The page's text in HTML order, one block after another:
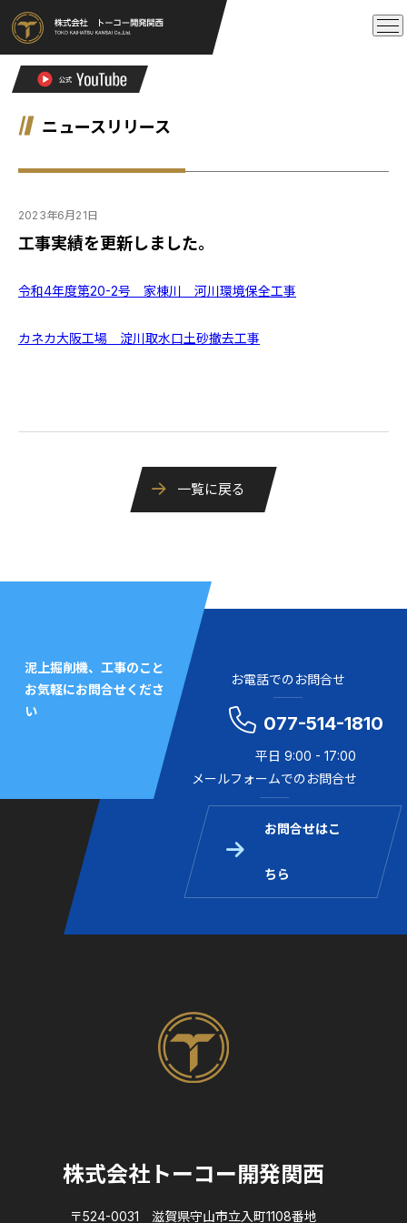
ニュースリリース
2023年6月21日
工事実績を更新しました。
令和4年度第20-2号 家棟川 河川環境保全工事
カネカ大阪工場 淀川取水口土砂撤去工事
一覧に戻る
泥上掘削機、工事のこと
お気軽にお問合せくださ
い
お電話でのお問合せ
077-514-1810
平日 9:00 - 17:00
メールフォームでのお問合せ
お問合せはこ
ちら
株式会社トーコー開発関西
〒524-0031 滋賀県守山市立入町1108番地